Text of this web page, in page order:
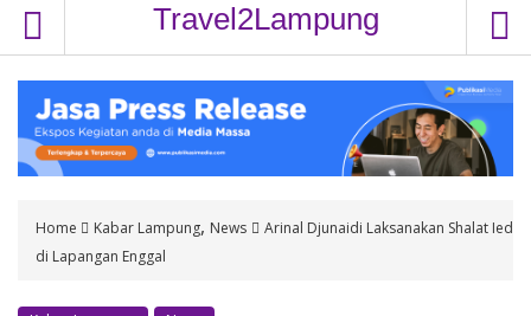
Travel2Lampung
Home Kabar Lampung, News
Arinal Djunaidi Laksanakan Shalat Ied
di Lapangan Enggal